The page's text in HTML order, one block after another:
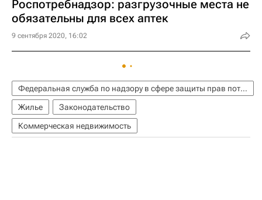
Роспотребнадзор: разгрузочные места не
обязательны для всех аптек
9 сентября 2020, 16:02
Федеральная служба по надзору в сфере защиты прав потребителей и благополучия человека (Роспотребнадзор)
Жилье
Законодательство
Коммерческая недвижимость